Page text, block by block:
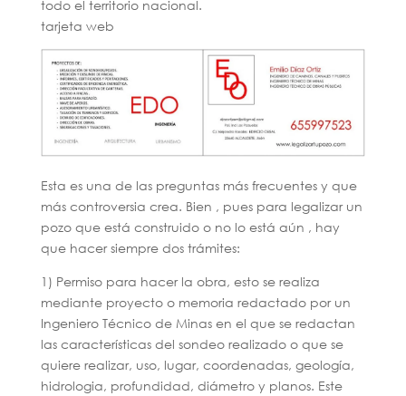
todo el territorio nacional.
tarjeta web
Esta es una de las preguntas más frecuentes y que
más controversia crea. Bien , pues para legalizar un
pozo que está construido o no lo está aún , hay
que hacer siempre dos trámites:
1) Permiso para hacer la obra, esto se realiza
mediante proyecto o memoria redactado por un
Ingeniero Técnico de Minas en el que se redactan
las características del sondeo realizado o que se
quiere realizar, uso, lugar, coordenadas, geología,
hidrologia, profundidad, diámetro y planos. Este